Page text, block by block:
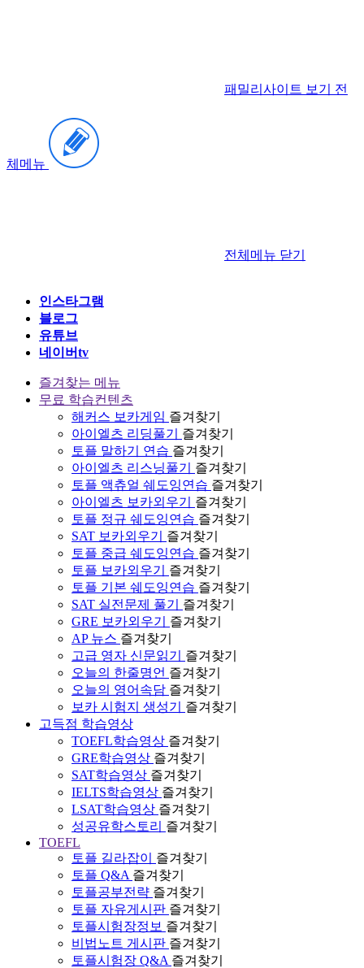
패밀리사이트 보기 전
체메뉴
전체메뉴 닫기
인스타그램
블로그
유튜브
네이버tv
즐겨찾는 메뉴
무료 학습컨텐츠
해커스 보카게임 즐겨찾기
아이엘츠 리딩풀기
즐겨찾기
토플 말하기 연습 즐겨찾기
아이엘츠 리스닝풀기
즐겨찾기
토플 액츄얼 쉐도잉연습 즐겨찾기
아이엘츠 보카외우기
즐겨찾기
토플 정규 쉐도잉연습 즐겨찾기
SAT 보카외우기
즐겨찾기
토플 중급 쉐도잉연습 즐겨찾기
토플 보카외우기
즐겨찾기
토플 기본 쉐도잉연습 즐겨찾기
SAT 실전문제 풀기
즐겨찾기
GRE 보카외우기
즐겨찾기
AP 뉴스 즐겨찾기
고급 영자 신문읽기
즐겨찾기
오늘의 한줄명언 즐겨찾기
오늘의 영어속담 즐겨찾기
보카 시험지 생성기
즐겨찾기
고득점 학습영상
TOEFL학습영상 즐겨찾기
GRE학습영상 즐겨찾기
SAT학습영상 즐겨찾기
IELTS학습영상 즐겨찾기
LSAT학습영상 즐겨찾기
성공유학스토리 즐겨찾기
TOEFL
토플 길라잡이
즐겨찾기
토플 Q&A 즐겨찾기
토플공부전략 즐겨찾기
토플 자유게시판 즐겨찾기
토플시험장정보 즐겨찾기
비법노트 게시판 즐겨찾기
토플시험장 Q&A 즐겨찾기